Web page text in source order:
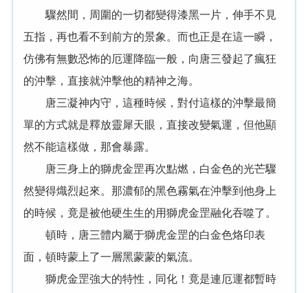
驟然間，周圍的一切都變得漆黑一片，伸手不見
五指，再也看不到前方的景象。而也正是在這一瞬，
仿佛有無數恐怖的厄運降臨一般，向唐三發起了瘋狂
的沖擊，直接就沖擊他的精神之海。
唐三凝神内守，這種時候，對付這樣的沖擊最簡
單的方式就是釋放靈犀天眼，直接改變氣運，但他顯
然不能這樣做，那會暴露。
唐三身上的獅虎金罡再次點燃，白金色的光芒驟
然變得熾烈起來。那濃郁的黑色霧氣在沖擊到他身上
的時候，竟是被他硬生生的用獅虎金罡融化吞噬了。
頓時，唐三體内屬于獅虎金罡的白金色烙印表
面，頓時蒙上了一層黑蒙蒙的氣流。
獅虎金罡強大的特性，同化！竟是連厄運都暫時